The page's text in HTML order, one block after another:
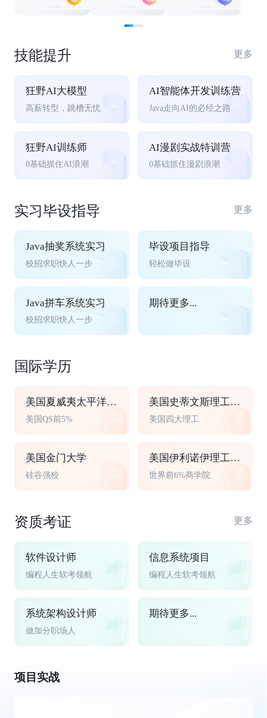
技能提升 更多
狂野AI大模型
高薪转型，跳槽无忧
AI智能体开发训练营
Java走向AI的必经之路
狂野AI训练师
0基础抓住AI浪潮
AI漫剧实战特训营
0基础抓住漫剧浪潮
实习毕设指导 更多
Java抽奖系统实习
校招求职快人一步
毕设项目指导
轻松做毕设
Java拼车系统实习
校招求职快人一步
期待更多...
国际学历
美国夏威夷太平洋大学
美国QS前5%
美国史蒂文斯理工学院
美国四大理工
美国金门大学
硅谷强校
美国伊利诺伊理工大学
世界前6%商学院
资质考证 更多
软件设计师
编程人生软考领航
信息系统项目
编程人生软考领航
系统架构设计师
做加分职场人
期待更多...
项目实战